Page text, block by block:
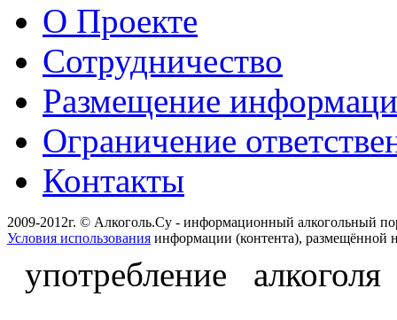
О Проекте
Сотрудничество
Размещение
Ограничение
Контакты
2009-2012г. © Алкоголь.Су - информационный алкогольный
Условия использования информации (контента), размещённой
употребление